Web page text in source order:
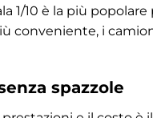
1/10 è la più
conveniente, i
spazzole